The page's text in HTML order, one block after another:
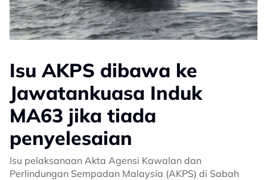
Isu AKPS dibawa ke
Jawatankuasa Induk
MA63 jika tiada
penyelesaian
Isu pelaksanaan Akta Agensi Kawalan dan
Perlindungan Sempadan Malaysia (AKPS) di Sabah